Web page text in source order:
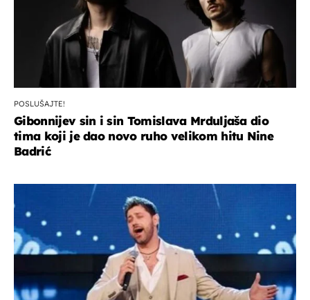
POSLUŠAJTE!
Gibonnijev sin i sin Tomislava Mrduljaša dio
tima koji je dao novo ruho velikom hitu Nine
Badrić